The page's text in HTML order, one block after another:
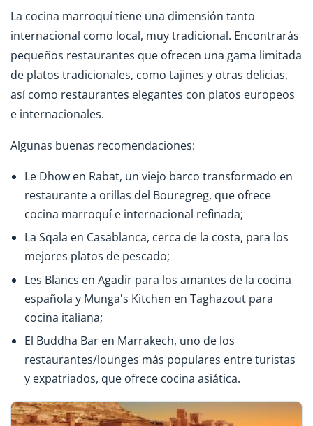
La cocina marroquí tiene una dimensión tanto
internacional como local, muy tradicional. Encontrarás
pequeños restaurantes que ofrecen una gama limitada
de platos tradicionales, como tajines y otras delicias,
así como restaurantes elegantes con platos europeos
e internacionales.
Algunas buenas recomendaciones:
Le Dhow en Rabat, un viejo barco transformado en
restaurante a orillas del Bouregreg, que ofrece
cocina marroquí e internacional refinada;
La Sqala en Casablanca, cerca de la costa, para los
mejores platos de pescado;
Les Blancs en Agadir para los amantes de la cocina
española y Munga's Kitchen en Taghazout para
cocina italiana;
El Buddha Bar en Marrakech, uno de los
restaurantes/lounges más populares entre turistas
y expatriados, que ofrece cocina asiática.